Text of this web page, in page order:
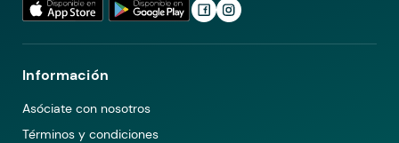
Información
Asóciate con nosotros
Términos y condiciones